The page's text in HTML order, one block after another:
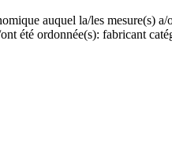
auquel la/les mesure(s)
été ordonnée(s): fabricant